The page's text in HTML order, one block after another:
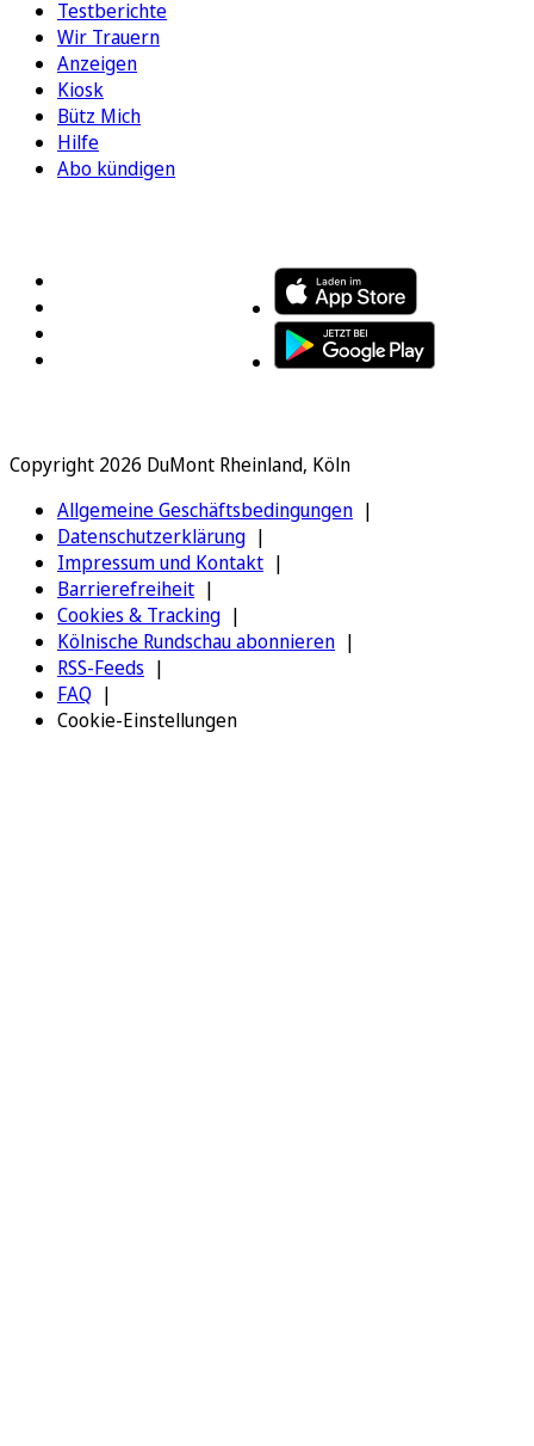
Testberichte
Wir Trauern
Anzeigen
Kiosk
Bütz Mich
Hilfe
Abo kündigen
Copyright 2026 DuMont Rheinland, Köln
Allgemeine Geschäftsbedingungen
Datenschutzerklärung
Impressum und Kontakt
Barrierefreiheit
Cookies & Tracking
Kölnische Rundschau abonnieren
RSS-Feeds
FAQ
Cookie-Einstellungen